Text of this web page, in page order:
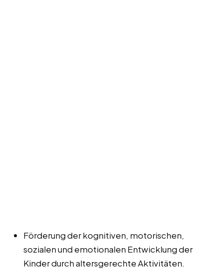
Förderung der kognitiven, motorischen,
sozialen und emotionalen Entwicklung der
Kinder durch altersgerechte Aktivitäten.